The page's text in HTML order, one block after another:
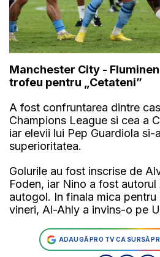
Manchester City -
trofeu pentru „Cetateni”
A fost confruntarea dintre
Champions League si cea a
iar elevii lui Pep Guardiola si-
superioritatea.
Golurile au fost inscrise de
Foden, iar Nino a fost autorul
autogol. In finala mica
vineri, Al-Ahly a invins-o pe
ADAUGĂ PRO TV CA SURSĂ